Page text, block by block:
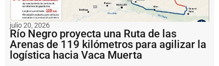
r
e
s
t
a
julio 20, 2026
Río Negro proyecta una Ruta de las
Arenas de 119 kilómetros para agilizar la
logística hacia Vaca Muerta